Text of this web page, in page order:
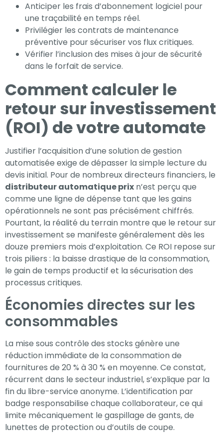
Anticiper les frais d’abonnement logiciel pour
une traçabilité en temps réel.
Privilégier les contrats de maintenance
préventive pour sécuriser vos flux critiques.
Vérifier l’inclusion des mises à jour de sécurité
dans le forfait de service.
Comment calculer le
retour sur investissement
(ROI) de votre automate
Justifier l’acquisition d’une solution de gestion
automatisée exige de dépasser la simple lecture du
devis initial. Pour de nombreux directeurs financiers, le
distributeur automatique prix n’est perçu que
comme une ligne de dépense tant que les gains
opérationnels ne sont pas précisément chiffrés.
Pourtant, la réalité du terrain montre que le retour sur
investissement se manifeste généralement dès les
douze premiers mois d’exploitation. Ce ROI repose sur
trois piliers : la baisse drastique de la consommation,
le gain de temps productif et la sécurisation des
processus critiques.
Économies directes sur les
consommables
La mise sous contrôle des stocks génère une
réduction immédiate de la consommation de
fournitures de 20 % à 30 % en moyenne. Ce constat,
récurrent dans le secteur industriel, s’explique par la
fin du libre-service anonyme. L’identification par
badge responsabilise chaque collaborateur, ce qui
limite mécaniquement le gaspillage de gants, de
lunettes de protection ou d’outils de coupe.